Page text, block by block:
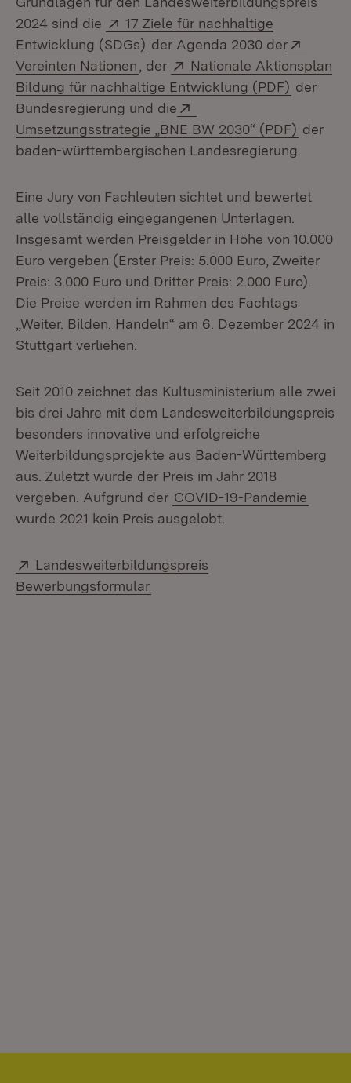
2024 sind die
Extern:
17 Ziele für nachhaltige
Entwicklung (SDGs) (Öffnet in neuem Fenster)
der Agenda 2030 der
Vereinten Nationen (Öffnet in neuem Fenster)
, der Extern:
Nationale Aktionsplan
Bildung für nachhaltige Entwicklung (PDF) (Öffnet
der
Bundesregierung und die
Umsetzungsstrategie „BNE BW 2030“ (PDF) (Öffnet
der
baden-württembergischen Landesregierung.
Eine Jury von Fachleuten sichtet und bewertet
alle vollständig eingegangenen Unterlagen.
Insgesamt werden Preisgelder in Höhe von 10.000
Euro vergeben (Erster Preis: 5.000 Euro, Zweiter
Preis: 3.000 Euro und Dritter Preis: 2.000 Euro).
Die Preise werden im Rahmen des Fachtags
„Weiter. Bilden. Handeln“ am 6. Dezember 2024 in
Stuttgart verliehen.
Seit 2010 zeichnet das Kultusministerium alle zwei
bis drei Jahre mit dem Landesweiterbildungspreis
besonders innovative und erfolgreiche
Weiterbildungsprojekte aus Baden-Württemberg
aus. Zuletzt wurde der Preis im Jahr 2018
vergeben. Aufgrund der COVID-19-Pandemie
wurde 2021 kein Preis ausgelobt.
Extern:
Landesweiterbildungspreis
Bewerbungsformular